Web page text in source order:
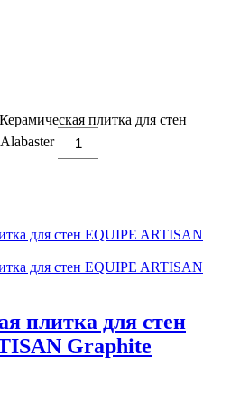
плитка для стен
плитка для стен
Graphite